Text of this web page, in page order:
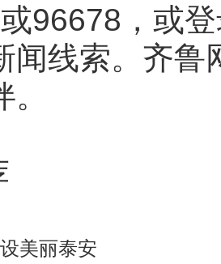
96678，或
闻线索。齐鲁
美丽泰安